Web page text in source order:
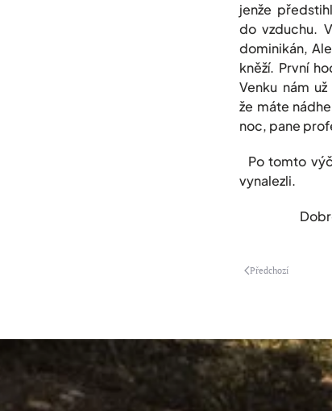
jenže
do vzduchu.
dominikán,
kněží. První
Venku nám
že máte
noc, pane
Po tomto
vynalezli.
Předchozí